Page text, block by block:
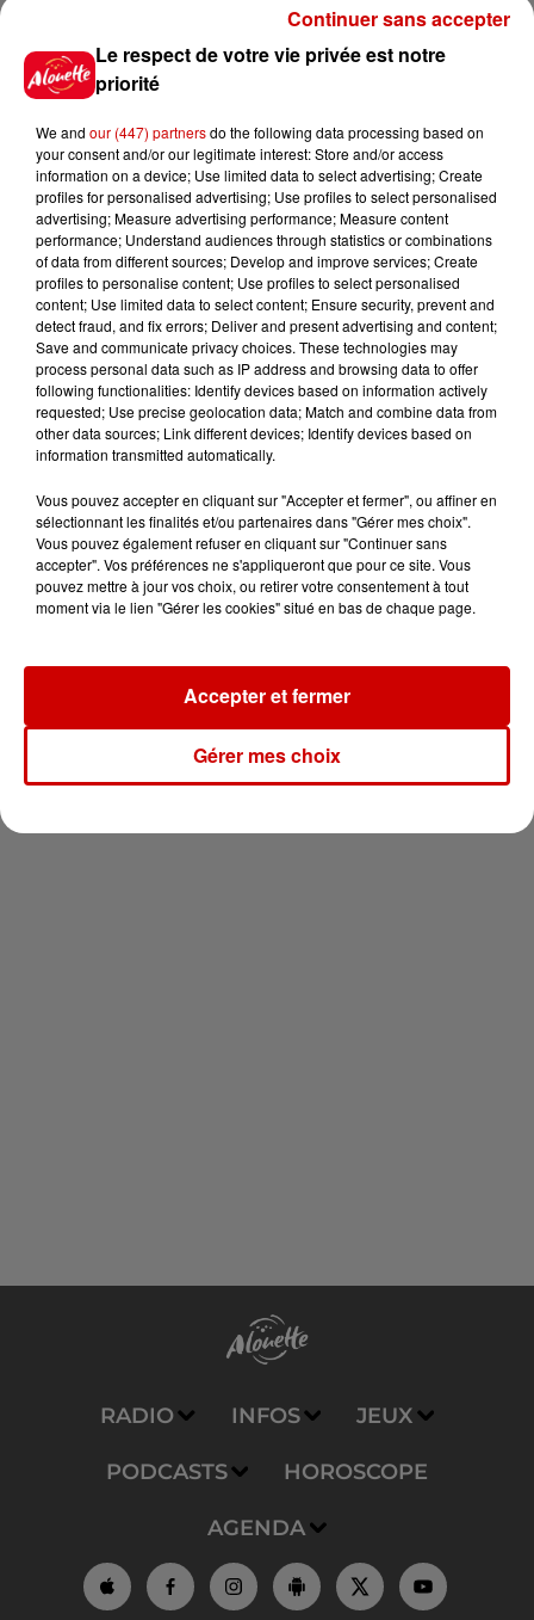
Gagnez vos places pour le
Festival du Roi Arthur 2026 !
Gagnez vos entrées pour le
Musée du Sport Automobile au
Mans !
Alouette vous invite à
Futuroscope Xperiences !
Le Duel - Gagnez votre balade
en jet ski !
Newsletter
RADIO INFOS JEUX
PODCASTS HOROSCOPE
AGENDA
Le respect de votre vie privée est notre
priorité
We and our (447) partnersdo the following data processing based on
your consent and/or our legitimate interest: Store and/or access
information on a device; Use limited data to select advertising; Create
profiles for personalised advertising; Use profiles to select personalised
advertising; Measure advertising performance; Measure content
performance; Understand audiences through statistics or combinations
of data from different sources; Develop and improve services; Create
profiles to personalise content; Use profiles to select personalised
content; Use limited data to select content; Ensure security, prevent and
detect fraud, and fix errors; Deliver and present advertising and content;
Save and communicate privacy choices. These technologies may
process personal data such as IP address and browsing data to offer
following functionalities: Identify devices based on information actively
requested; Use precise geolocation data; Match and combine data from
other data sources; Link different devices; Identify devices based on
information transmitted automatically.
Vous pouvez accepter en cliquant sur "Accepter et fermer", ou affiner en
sélectionnant les finalités et/ou partenaires dans "Gérer mes choix".
Vous pouvez également refuser en cliquant sur "Continuer sans
accepter". Vos préférences ne s'appliqueront que pour ce site. Vous
pouvez mettre à jour vos choix, ou retirer votre consentement à tout
moment via le lien "Gérer les cookies" situé en bas de chaque page.
Gérer mes choix
Accepter et fermer
Continuer sans accepter